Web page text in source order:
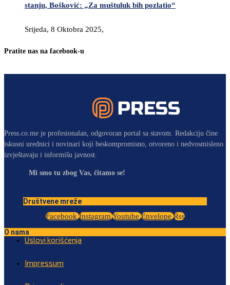
stanju, Bošković: „Za muštuluk bih pozlatio“
Srijeda, 8 Oktobra 2025,
Pratite nas na facebook-u
Press.co.me je profesionalan, odgovoran portal sa stavom. Redakciju čine
iskusni urednici i novinari koji beskompromisno, otvoreno i nedvosmisleno
izvještavaju i informišu javnost.
Mi smo tu zbog Vas, čitamo se!
Društvene mreže
Facebook Instagram Youtube Envelope Rss
O nama
Uslovi korišćenja
Impressum